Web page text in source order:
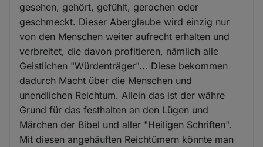
gesehen, gehört, gefühlt, gerochen oder
geschmeckt. Dieser Aberglaube wird einzig nur
von den Menschen weiter aufrecht erhalten und
verbreitet, die davon profitieren, nämlich alle
Geistlichen "Würdenträger"... Diese bekommen
dadurch Macht über die Menschen und
unendlichen Reichtum. Allein das ist der währe
Grund für das festhalten an den Lügen und
Märchen der Bibel und aller "Heiligen Schriften".
Mit diesen angehäuften Reichtümern könnte man